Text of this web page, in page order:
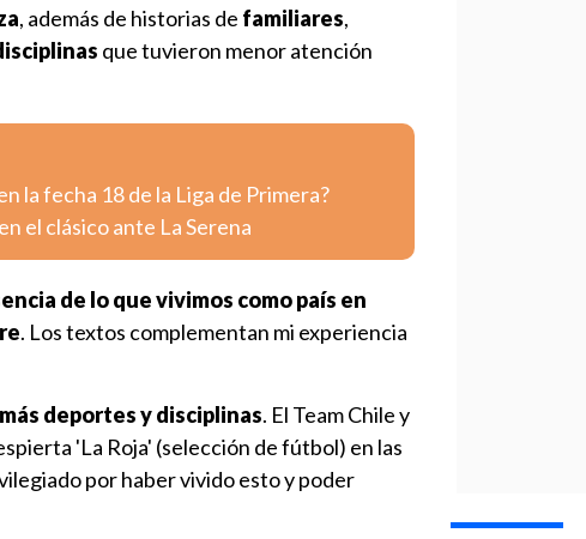
, además de historias de familiares,
que tuvieron menor atención
la fecha 18 de la Liga de Primera?
el clásico ante La Serena
de lo que vivimos como país en
. Los textos complementan mi experiencia
deportes y disciplinas. El Team Chile y
'La Roja' (selección de fútbol) en las
por haber vivido esto y poder